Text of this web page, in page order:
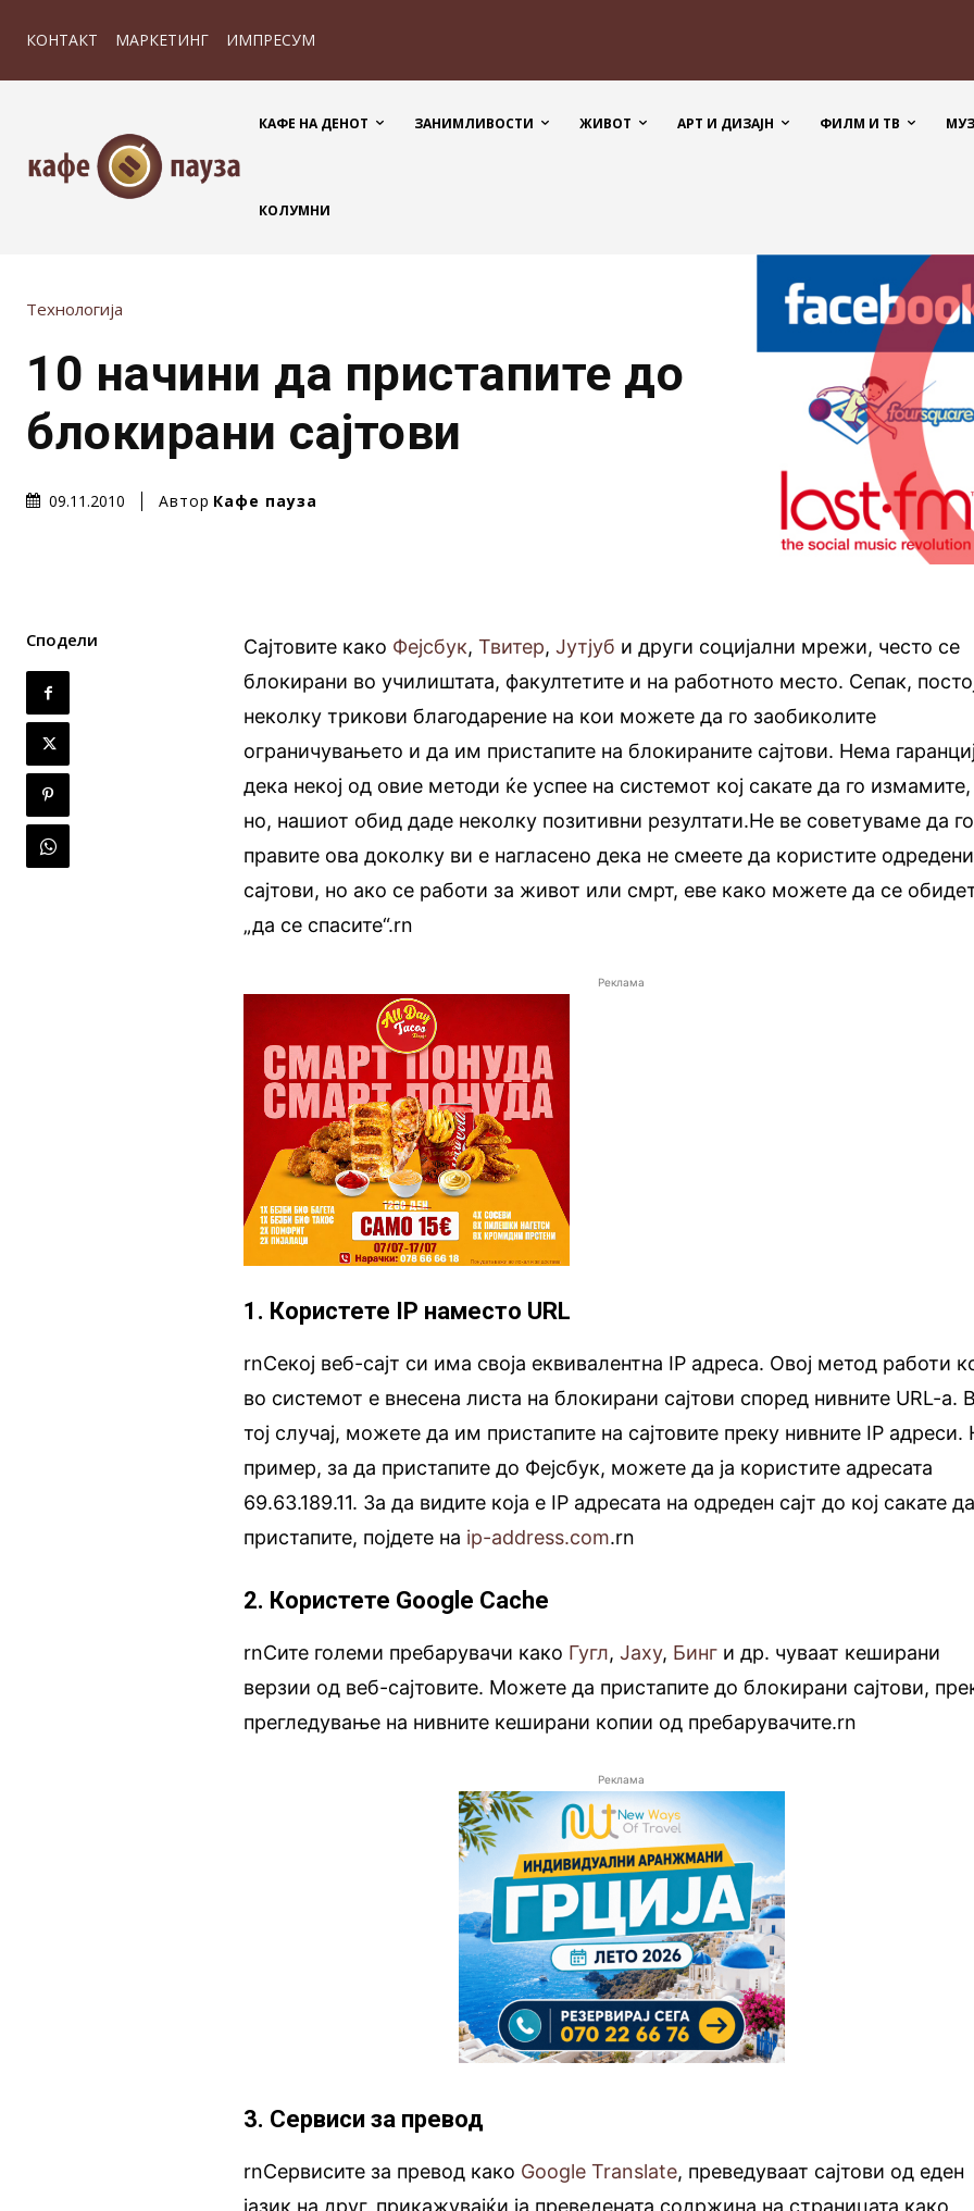
КОНТАКТ МАРКЕТИНГ ИМПРЕСУМ
КАФЕ НА ДЕНОТ ЗАНИМЛИВОСТИ ЖИВОТ АРТ И ДИЗАЈН ФИЛМ И ТВ
КОЛУМНИ
Технологија
10 начини да пристапите до
блокирани сајтови
09.11.2010 Автор Кафе пауза
Сподели Сајтовите како Фејсбук,Твитер,Јутјуб и други социјални мрежи, често се
блокирани во училиштата, факултетите и на работното место. Сепак,
неколку трикови благодарение на кои можете да го заобиколите
ограничувањето и да им пристапите на блокираните сајтови. Нема
дека некој од овие методи ќе успее на системот кој сакате да го измамите,
но, нашиот обид даде неколку позитивни резултати.Не ве советуваме да го
правите ова доколку ви е нагласено дека не смеете да користите одредени
сајтови, но ако се работи за живот или смрт, еве како можете да се
„да се спасите“.rn
Реклама
1. Користете IP наместо URL
rnСекој веб-сајт си има своја еквивалентна IP адреса. Овој метод работи
во системот е внесена листа на блокирани сајтови според нивните URL-a.
тој случај, можете да им пристапите на сајтовите преку нивните IP адреси.
пример, за да пристапите до Фејсбук, можете да ја користите адресата
69.63.189.11. За да видите која е IP адресата на одреден сајт до кој сакате
пристапите, појдете на ip-address.com.rn
2. Користете Google Cache
rnСите големи пребарувачи како Гугл,Јаху, Бинг и др. чуваат кеширани
верзии од веб-сајтовите. Можете да пристапите до блокирани сајтови,
прегледување на нивните кеширани копии од пребарувачите.rn
Реклама
3. Сервиси за превод
rnСервисите за превод како Google Translate, преведуваат сајтови од еден
јазик на друг, прикажувајќи ја преведената содржина на страницата како